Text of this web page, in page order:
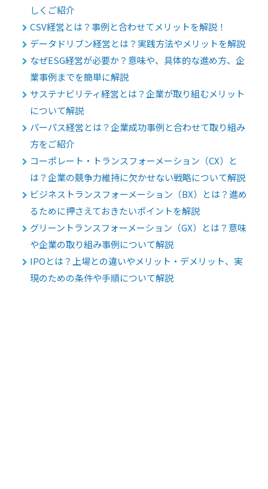
しくご紹介
CSV経営とは？事例と合わせてメリットを解説！
データドリブン経営とは？実践方法やメリットを解説
なぜESG経営が必要か？意味や、具体的な進め方、企
業事例までを簡単に解説
サステナビリティ経営とは？企業が取り組むメリット
について解説
パーパス経営とは？企業成功事例と合わせて取り組み
方をご紹介
コーポレート・トランスフォーメーション（CX）と
は？企業の競争力維持に欠かせない戦略について解説
ビジネストランスフォーメーション（BX）とは？進め
るために押さえておきたいポイントを解説
グリーントランスフォーメーション（GX）とは？意味
や企業の取り組み事例について解説
IPOとは？上場との違いやメリット・デメリット、実
現のための条件や手順について解説